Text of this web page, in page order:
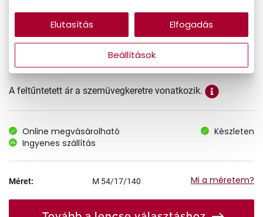
Ár: 41.990 Ft
A feltűntetett ár a szemüvegkeretre vonatkozik.
Online megvásárolható
Készleten
Ingyenes szállítás
Méret: M 54/17/140 Mi a méretem?
Beállítások
Elutasítás Elfogadás